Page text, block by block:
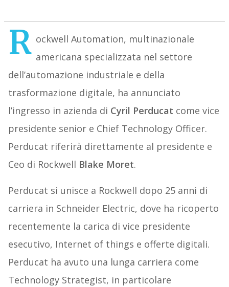
R ockwell Automation, multinazionale
americana specializzata nel settore
dell’automazione industriale e della
trasformazione digitale, ha annunciato
l’ingresso in azienda di Cyril Perducat come vice
presidente senior e Chief Technology Officer.
Perducat riferirà direttamente al presidente e
Ceo di Rockwell Blake Moret.
Perducat si unisce a Rockwell dopo 25 anni di
carriera in Schneider Electric, dove ha ricoperto
recentemente la carica di vice presidente
esecutivo, Internet of things e offerte digitali.
Perducat ha avuto una lunga carriera come
Technology Strategist, in particolare